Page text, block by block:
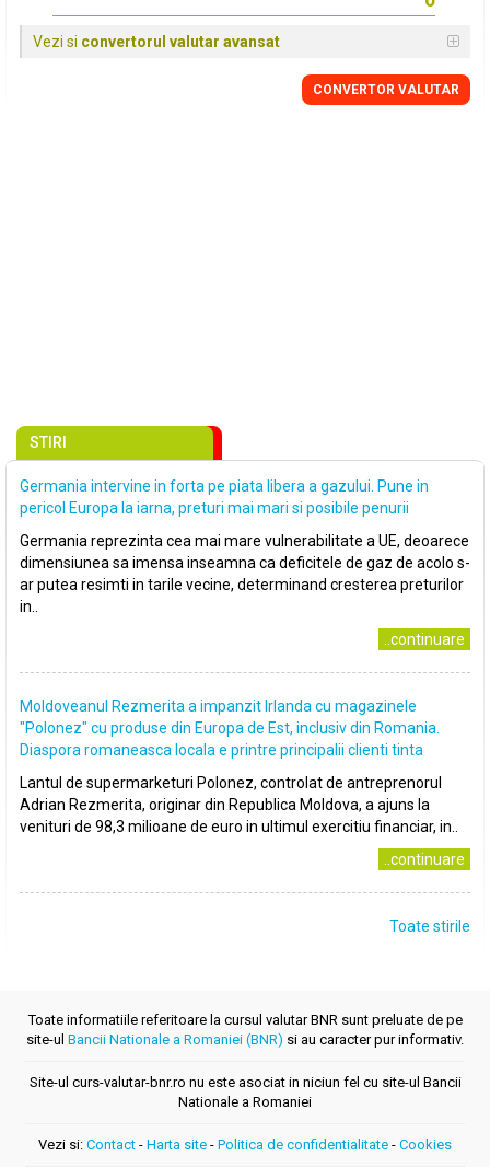
Vezi si convertorul valutar avansat
CONVERTOR VALUTAR
STIRI
Germania intervine in forta pe piata libera a gazului. Pune in
pericol Europa la iarna, preturi mai mari si posibile penurii
Germania reprezinta cea mai mare vulnerabilitate a UE, deoarece
dimensiunea sa imensa inseamna ca deficitele de gaz de acolo s-
ar putea resimti in tarile vecine, determinand cresterea preturilor
in..
..continuare
Moldoveanul Rezmerita a impanzit Irlanda cu magazinele
"Polonez" cu produse din Europa de Est, inclusiv din Romania.
Diaspora romaneasca locala e printre principalii clienti tinta
Lantul de supermarketuri Polonez, controlat de antreprenorul
Adrian Rezmerita, originar din Republica Moldova, a ajuns la
venituri de 98,3 milioane de euro in ultimul exercitiu financiar, in..
..continuare
Toate stirile
Toate informatiile referitoare la cursul valutar BNR sunt preluate de pe
site-ul Bancii Nationale a Romaniei (BNR) si au caracter pur informativ.
Site-ul curs-valutar-bnr.ro nu este asociat in niciun fel cu site-ul Bancii
Nationale a Romaniei
Vezi si: Contact - Harta site - Politica de confidentialitate - Cookies